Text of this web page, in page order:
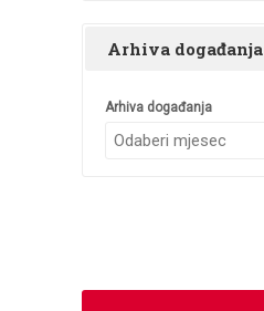
Arhiva događanja
Arhiva događanja